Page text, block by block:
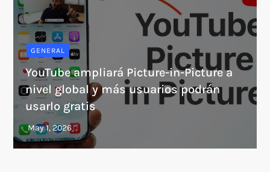
GENERAL
YouTube ampliará Picture-in-Picture a
nivel global y más usuarios podrán
usarlo gratis